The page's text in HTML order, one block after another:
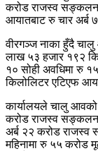
करोड राजस्व सङ्कलन
आयातबाट रु चार अर्ब
वीरगञ्ज नाका हुँदै
लाख ५३ हजार १९२
१० सोही अवधिमा रु
किलोलिटर एटिएफ
कार्यालयले चालु आवको
करोड राजस्व सङ्कलन
अर्ब २२ करोड
महिनामा रु ५५ करोड